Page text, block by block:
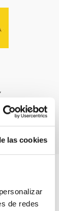
las cookies
de redes